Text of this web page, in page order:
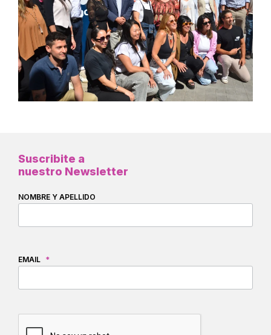
Suscribite a
nuestro Newsletter
NOMBRE Y APELLIDO
EMAIL *